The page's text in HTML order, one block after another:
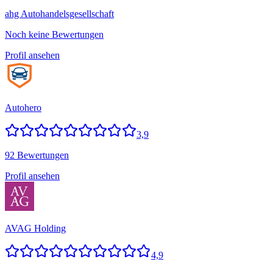
ahg Autohandelsgesellschaft
Noch keine Bewertungen
Profil ansehen
Autohero
3,9
92 Bewertungen
Profil ansehen
AVAG Holding
4,9